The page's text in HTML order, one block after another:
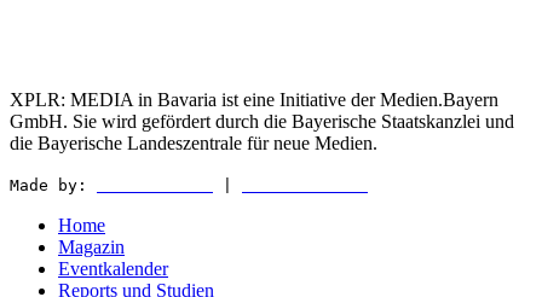
XPLR: MEDIA in Bavaria ist eine Initiative der Medien.Bayern
GmbH. Sie wird gefördert durch die Bayerische Staatskanzlei und
die Bayerische Landeszentrale für neue Medien.
Made by:
Home
Magazin
Eventkalender
Reports und Studien